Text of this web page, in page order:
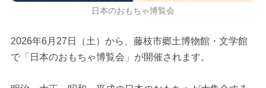
日本のおもちゃ博覧会
2026年6月27日（土）から、藤枝市郷土博物館・文学館
で「日本のおもちゃ博覧会」が開催されます。